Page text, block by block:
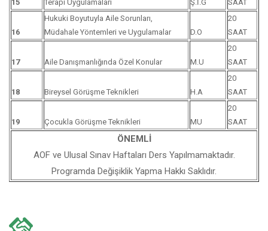
15
Terapi Uygulamaları
Ş.İ.G
SAAT
16
Hukuki Boyutuyla Aile Sorunları,
Müdahale Yöntemleri ve Uygulamalar
D.O
20
SAAT
17 Aile Danışmanlığında Özel Konular M.U
20
SAAT
18 Bireysel Görüşme Teknikleri H.A
20
SAAT
19 Çocukla Görüşme Teknikleri MU
20
SAAT
ÖNEMLİ
AOF ve Ulusal Sınav Haftaları Ders Yapılmamaktadır.
Programda Değişiklik Yapma Hakkı Saklıdır.